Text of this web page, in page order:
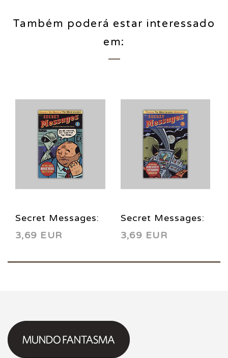
Também poderá estar interessado
em:
Secret Messages:
The Silent
3,69 EUR
Secret Messages:
The Silent
3,69 EUR